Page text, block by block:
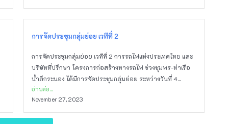
การจัดประชุมกลุ่มย่อย เวทีที่ 2
การจัดประชุมกลุ่มย่อย เวทีที่ 2 การรถไฟแห่งประเทศไทย และ
บริษัทที่ปรึกษา โครงการก่อสร้างทางรถไฟ ช่วงชุมพร-ท่าเรือ
น้ำลึกระนอง ได้มีการจัดประชุมกลุ่มย่อย ระหว่างวันที่ 4...
อ่านต่อ...
November 27, 2023